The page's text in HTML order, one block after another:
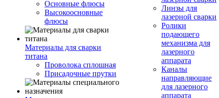
Основные флюсы
Высокоосновные
флюсы
Материалы для сварки
титана
Проволока сплошная
Присадочные прутки
Линзы для
лазерной сварки
Ролики
подающего
механизма для
лазерного
аппарата
Каналы
направляющие
для лазерного
аппарата